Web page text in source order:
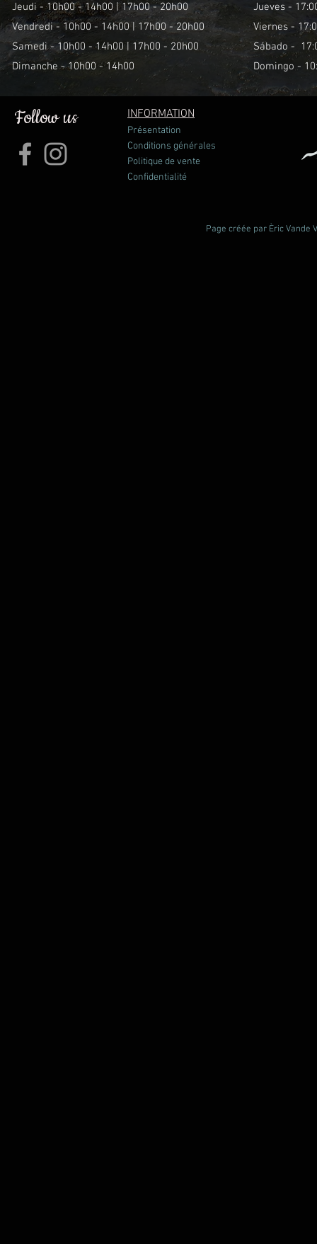
Jeudi - 10h00 - 14h00 | 17h00 - 20h00
Vendredi - 10h00 - 14h00 | 17h00 - 20h00
Samedi - 10h00 - 14h00 | 17h00 - 20h00
Dimanche - 10h00 - 14h00
Jueves -
Viernes -
Sábado -
Domingo -
Follow us INFORMATION
Présentation
Conditions générales
Politique de vente
Confidentialité
Page créée par Èric Vande